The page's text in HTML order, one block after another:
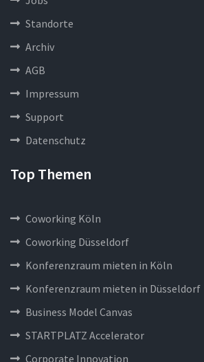
Standorte
Archiv
AGB
Impressum
Support
Datenschutz
Top Themen
Coworking Köln
Coworking Düsseldorf
Konferenzraum mieten in Köln
Konferenzraum mieten in Düsseldorf
Business Model Canvas
STARTPLATZ Accelerator
Corporate Innovation